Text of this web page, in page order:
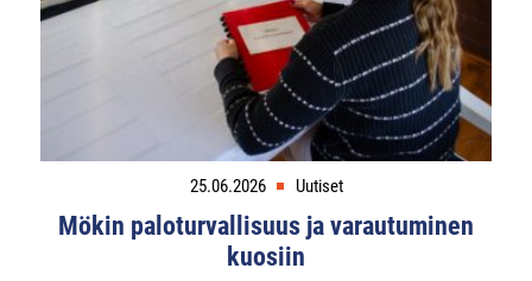
25.06.2026 Uutiset
Mökin paloturvallisuus ja varautuminen
kuosiin